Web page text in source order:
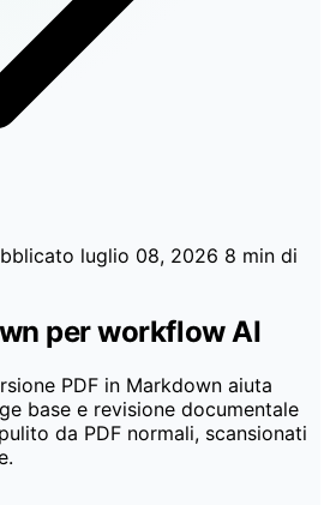
luglio 08, 2026 8 min di
per workflow AI
PDF in Markdown aiuta
base e revisione documentale
da PDF normali, scansionati